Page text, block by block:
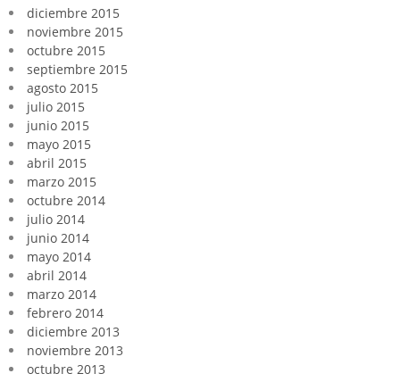
diciembre 2015
noviembre 2015
octubre 2015
septiembre 2015
agosto 2015
julio 2015
junio 2015
mayo 2015
abril 2015
marzo 2015
octubre 2014
julio 2014
junio 2014
mayo 2014
abril 2014
marzo 2014
febrero 2014
diciembre 2013
noviembre 2013
octubre 2013